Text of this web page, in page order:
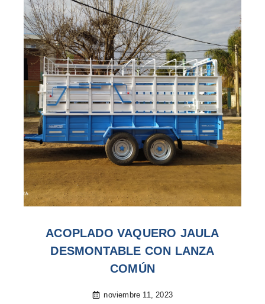
ACOPLADO VAQUERO JAULA
DESMONTABLE CON LANZA
COMÚN
noviembre 11, 2023